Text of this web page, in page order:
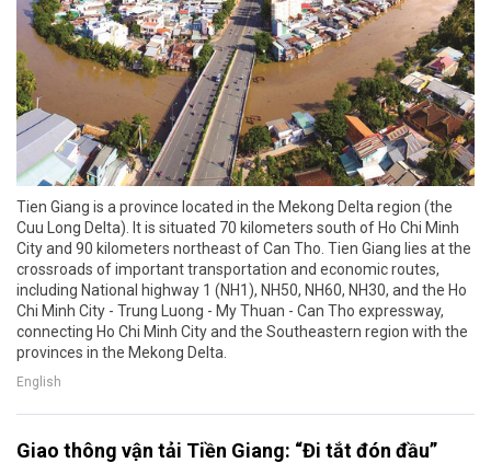
Tien Giang is a province located in the Mekong Delta region (the
Cuu Long Delta). It is situated 70 kilometers south of Ho Chi Minh
City and 90 kilometers northeast of Can Tho. Tien Giang lies at the
crossroads of important transportation and economic routes,
including National highway 1 (NH1), NH50, NH60, NH30, and the Ho
Chi Minh City - Trung Luong - My Thuan - Can Tho expressway,
connecting Ho Chi Minh City and the Southeastern region with the
provinces in the Mekong Delta.
English
Giao thông vận tải Tiền Giang: “Đi tắt đón đầu”